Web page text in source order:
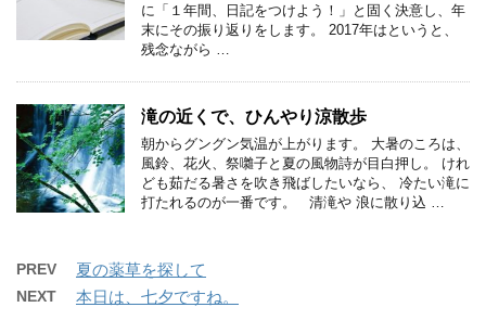
に「１年間、日記をつけよう！」と固く決意し、年
末にその振り返りをします。 2017年はというと、
残念ながら …
滝の近くで、ひんやり涼散歩
朝からグングン気温が上がります。 大暑のころは、
風鈴、花火、祭囃子と夏の風物詩が目白押し。 けれ
ども茹だる暑さを吹き飛ばしたいなら、 冷たい滝に
打たれるのが一番です。 清滝や 浪に散り込 …
PREV 夏の薬草を探して
NEXT 本日は、七夕ですね。